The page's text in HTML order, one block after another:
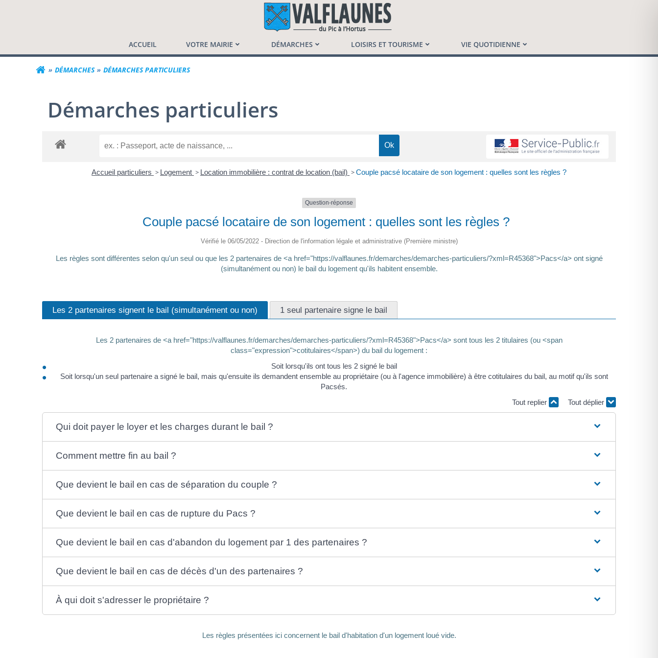
Commune de Valflaunès
ACCUEIL VOTRE MAIRIE DÉMARCHES LOISIRS ET TOURISME VIE QUOTIDIENNE
DÉMARCHES DÉMARCHES PARTICULIERS
Démarches particuliers
Accueil particuliers > Logement > Location immobilière : contrat de location (bail) >Couple pacsé locataire de son logement : quelles sont les règles ?
Question-réponse
Couple pacsé locataire de son logement : quelles sont les règles ?
Vérifié le 06/05/2022 - Direction de l'information légale et administrative (Première ministre)
Les règles sont différentes selon qu'un seul ou que les 2 partenaires de <a href="https://valflaunes.fr/demarches/demarches-particuliers/?xml=R45368">Pacs</a> ont signé
(simultanément ou non) le bail du logement qu'ils habitent ensemble.
Les 2 partenaires signent le bail (simultanément ou non) 1 seul partenaire signe le bail
Les 2 partenaires de <a href="https://valflaunes.fr/demarches/demarches-particuliers/?xml=R45368">Pacs</a> sont tous les 2 titulaires (ou <span
class="expression">cotitulaires</span>) du bail du logement :
Soit lorsqu'ils ont tous les 2 signé le bail
Soit lorsqu'un seul partenaire a signé le bail, mais qu'ensuite ils demandent ensemble au propriétaire (ou à l'agence immobilière) à être cotitulaires du bail, au motif qu'ils sont
Pacsés.
Tout replier
Tout déplier
Qui doit payer le loyer et les charges durant le bail ?
Comment mettre fin au bail ?
Que devient le bail en cas de séparation du couple ?
Que devient le bail en cas de rupture du Pacs ?
Que devient le bail en cas d'abandon du logement par 1 des partenaires ?
Que devient le bail en cas de décès d'un des partenaires ?
À qui doit s'adresser le propriétaire ?
Les règles présentées ici concernent le bail d'habitation d'un logement loué vide.